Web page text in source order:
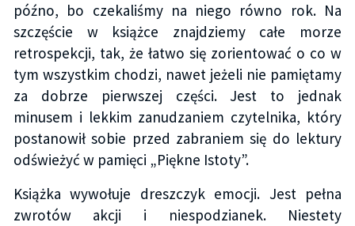
późno, bo czekaliśmy na niego równo rok. Na
szczęście w książce znajdziemy całe morze
retrospekcji, tak, że łatwo się zorientować o co w
tym wszystkim chodzi, nawet jeżeli nie pamiętamy
za dobrze pierwszej części. Jest to jednak
minusem i lekkim zanudzaniem czytelnika, który
postanowił sobie przed zabraniem się do lektury
odświeżyć w pamięci „Piękne Istoty”.
Książka wywołuje dreszczyk emocji. Jest pełna
zwrotów akcji i niespodzianek. Niestety